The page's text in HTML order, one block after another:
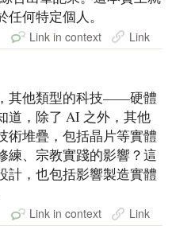
何特定個人。
Link in context Link
其他類型的科技——硬體
，除了 AI 之外，其他
術堆疊，包括晶片等實體
練、宗教實踐的影響？這
計，也包括影響製造實體
Link in context Link